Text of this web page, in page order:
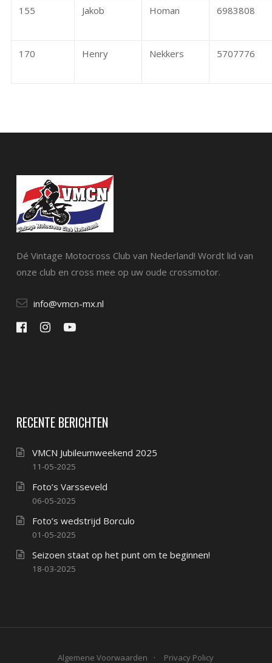
155 Jakob Homan 6983808
170 Henry Nekkers 5707776
Dé Vintage Motocross Club van Nederland! Wordt lid van
onze club en cross mee op uw oude crossmotor.
info@vmcn-mx.nl
RECENTE BERICHTEN
VMCN Jubileumweekend 2025
11-05-2025
Foto’s Varsseveld
06-05-2025
Foto’s wedstrijd Borculo
01-05-2025
Seizoen staat op het punt om te beginnen!
18-03-2025
Algemene Voorwaarden Privacy Policy